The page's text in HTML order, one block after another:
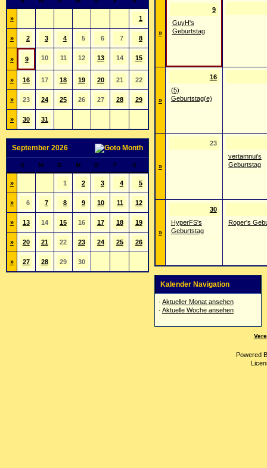
» 1
» 2 3 4 5 6 7 8
» 9 10 11 12 13 14 15
» 16 17 18 19 20 21 22
» 23 24 25 26 27 28 29
» 30 31
September 2026
S M D M D F S
» 1 2 3 4 5
» 6 7 8 9 10 11 12
» 13 14 15 16 17 18 19
» 20 21 22 23 24 25 26
» 27 28 29 30
»
9
GuyH's
Geburtstag
»
16
(5)
Geburtstag(e)
»
23
vertamnui's
Geburtstag
»
30
HyperFS's
Geburtstag
Roger's
Kalender Navigation
· Aktueller Monat ansehen
· Aktuelle Woche ansehen
Powered